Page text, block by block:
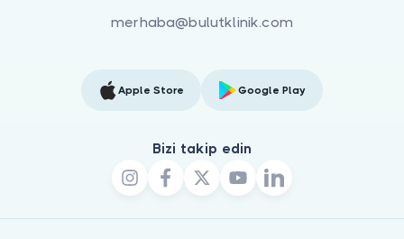
merhaba@bulutklinik.com
Apple Store Google Play
Bizi takip edin